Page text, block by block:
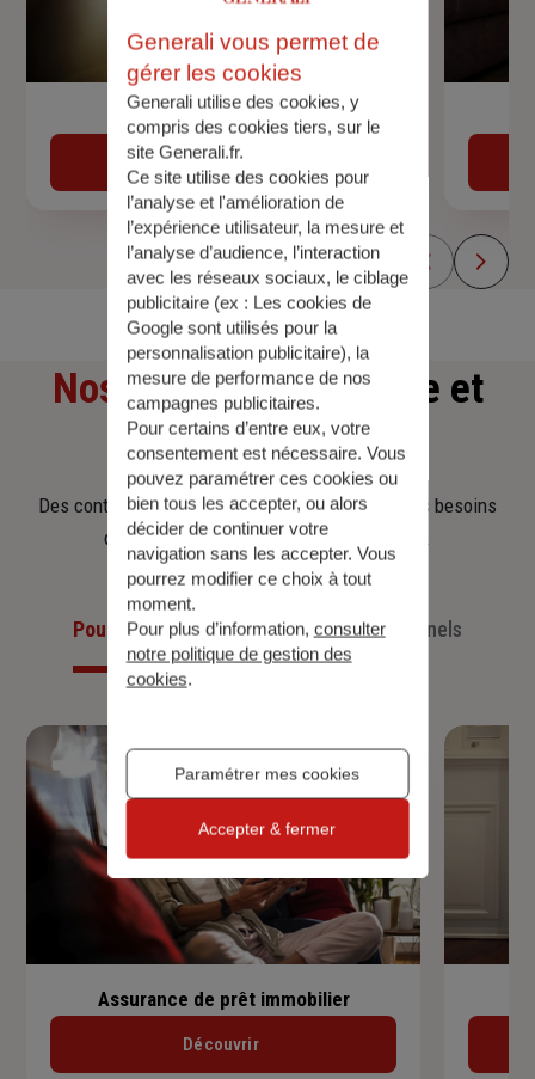
Devis assurance auto
Obtenir une estimation
Nos offresd'assurance et
d'épargne
Des contrats clairs et flexibles pour sécuriser vos besoins
d’aujourd’hui et anticiper ceux de demain.
Pour les particuliersPour les professionnels
Assurance de prêt immobilier
Découvrir
Generali vous permet de
gérer les cookies
Generali utilise des cookies, y
compris des cookies tiers, sur le
site Generali.fr.
Ce site utilise des cookies pour
l’analyse et l'amélioration de
l’expérience utilisateur, la mesure et
l’analyse d’audience, l’interaction
avec les réseaux sociaux, le ciblage
publicitaire (ex : Les cookies de
Google sont utilisés pour la
personnalisation publicitaire), la
mesure de performance de nos
campagnes publicitaires.
Pour certains d’entre eux, votre
consentement est nécessaire. Vous
pouvez paramétrer ces cookies ou
bien tous les accepter, ou alors
décider de continuer votre
navigation sans les accepter. Vous
pourrez modifier ce choix à tout
moment.
Pour plus d’information, consulter
notre politique de gestion des
cookies.
Paramétrer mes cookies
Accepter & fermer